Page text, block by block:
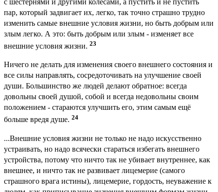
с шестернями и другими колёсами, а пустить и не пустить
пар, который задвигает их, легко, так точно страшно трудно
изменить самые внешние условия жизни, но быть добрым или
злым легко. А это: быть добрым или злым - изменяет все
внешние условия жизни. 23
Ничего не делать для изменения своего внешнего состояния и
все силы направлять, сосредоточивать на улучшение своей
души. Большинство же людей делают обратное: всегда
довольны своей душой, собой и всегда недовольны своим
положением - стараются улучшить его, этим самым ещё
больше вредя душе. 24
...Внешние условия жизни не только не надо искусственно
устраивать, но надо всячески стараться избегать внешнего
устройства, потому что ничто так не убивает внутреннее, как
внешнее, и ничто так не развивает лицемерие (самого
страшного врага истины), лицемерие, гордость, неуважение к